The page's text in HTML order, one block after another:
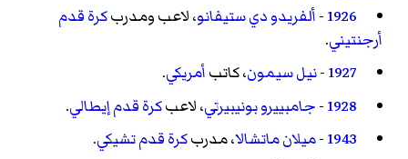
1926
-ألفريدو دي ستيفانو، لاعب ومدربكرة قدم
أرجنتيني.
1927
-نيل سيمون، كاتبأمريكي.
1928
-جامبييرو بونيبيرتي، لاعبكرة قدمإيطالي.
1943
-ميلان ماتشالا، مدربكرة قدمتشيكي.